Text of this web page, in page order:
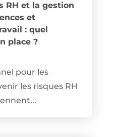
RH et la gestion
et
: quel
place ?
pour les
les risques RH